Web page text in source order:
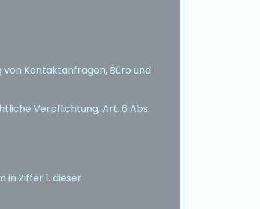
Kontaktanfragen, Büro und
Verpflichtung, Art. 6 Abs.
in Ziffer 1. dieser